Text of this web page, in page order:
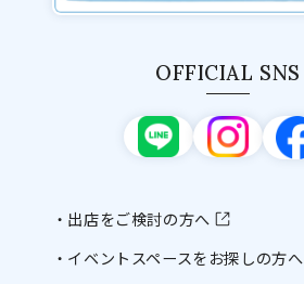
OFFICIAL SNS
出店をご検討の方へ
イベントスペースをお探しの方へ